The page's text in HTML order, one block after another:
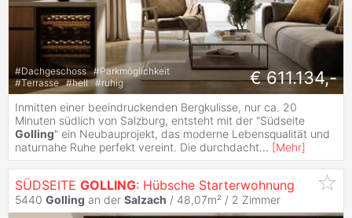
#Dachgeschoss #Parkmöglichkeit
#Terrasse #hell #ruhig € 611.134,-
Inmitten einer beeindruckenden Bergkulisse, nur ca. 20
Minuten südlich von Salzburg, entsteht mit der "Südseite
Golling" ein Neubauprojekt, das moderne Lebensqualität und
naturnahe Ruhe perfekt vereint. Die durchdacht... [Mehr]
SÜDSEITE GOLLING: Hübsche Starterwohnung
5440 Golling an der Salzach / 48,07m² / 2 Zimmer